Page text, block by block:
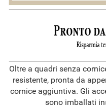
Oltre a quadri senza
resistente, pronta da
cornice aggiuntiva. Gli
sono imballati